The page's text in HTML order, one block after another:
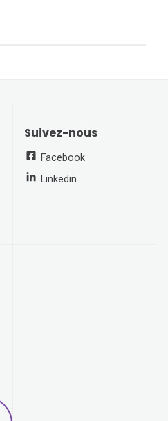
Suivez-nous
Facebook
Linkedin